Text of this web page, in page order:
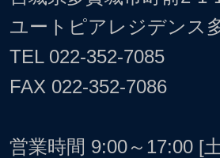
ユートピアレジデンス
TEL 022-352-7085
FAX 022-352-7086
営業時間 9:00～17:00 [